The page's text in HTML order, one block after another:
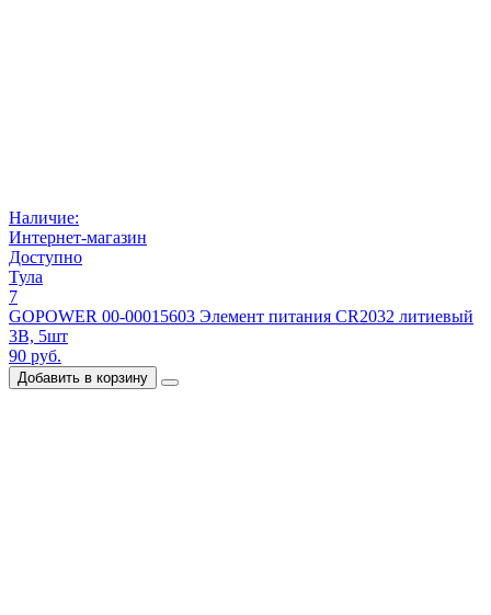
Наличие:
Интернет-магазин
Доступно
Тула
7
GOPOWER 00-00015603 Элемент питания CR2032 литиевый
3В, 5шт
90 руб.
Добавить в корзину